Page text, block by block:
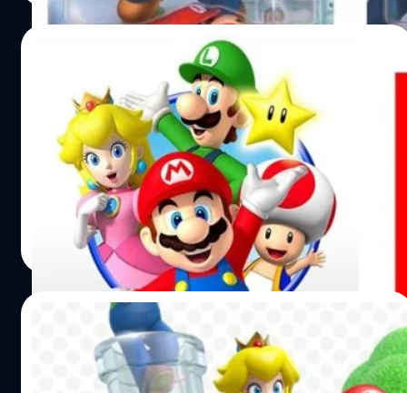
Nintendo จับมือ Uniqlo จัดประกวดออกแบบ
เสื้อยืด รางวัลกว่า 350,000 บาท
Uniqlo จัดประกวดออกแบบเสื้อยืดลายตัวละครจากค่าย
Nintendo
วงศกร ปฐมชัยวัฒน์| 3692 days ago
Read More
เตรียมพบกับเกม Super Mario รูปแบบใหม่